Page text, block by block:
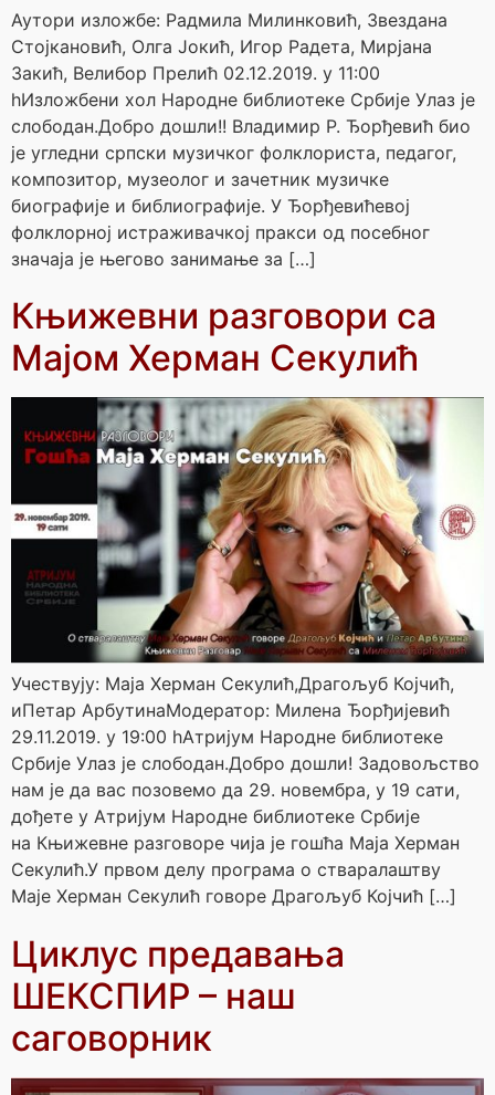
Аутори изложбе: Радмила Милинковић, Звездана
Стојкановић, Олга Јокић, Игор Радета, Мирјана
Закић, Велибор Прелић 02.12.2019. у 11:00
hИзложбени хол Народне библиотеке Србије Улаз је
слободан.Добро дошли!! Владимир Р. Ђорђевић био
је угледни српски музичког фолклориста, педагог,
композитор, музеолог и зачетник музичке
биографиjе и библиографиjе. У Ђорђевићевој
фолклорној истраживачкој пракси од посебног
значаја је његово занимање за […]
Књижевни разговори са
Мајом Херман Секулић
Учествују: Мајa Херман Секулић,Драгољуб Којчић,
иПетар АрбутинаМодератор: Миленa Ђорђијевић
29.11.2019. у 19:00 hАтријум Народне библиотеке
Србије Улаз је слободан.Добро дошли! Задовољство
нам је да вас позовемо да 29. новембра, у 19 сати,
дођете у Атријум Народне библиотеке Србије
на Књижевне разговоре чија је гошћа Маја Херман
Секулић.У првом делу програма о стваралаштву
Маје Херман Секулић говоре Драгољуб Којчић […]
Циклус предавања
ШЕКСПИР – наш
саговорник